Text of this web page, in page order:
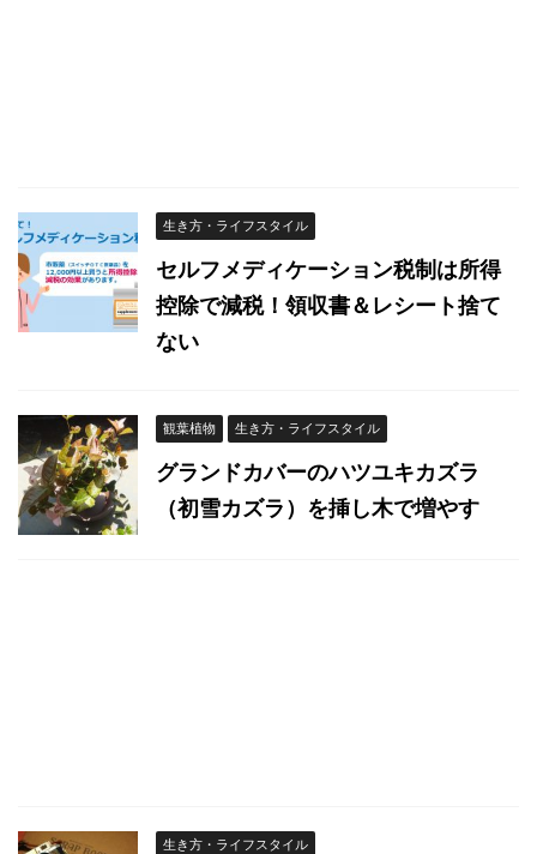
生き方・ライフスタイル
セルフメディケーション税制は所得
控除で減税！領収書＆レシート捨て
ない
観葉植物 生き方・ライフスタイル
グランドカバーのハツユキカズラ
（初雪カズラ）を挿し木で増やす
生き方・ライフスタイル